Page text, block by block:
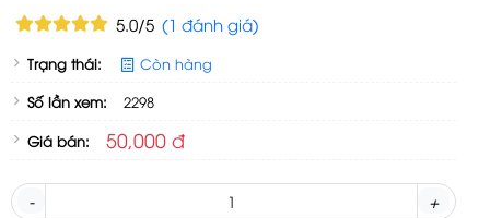
5.0/5 (1 đánh giá)
Trạng thái:
Còn hàng
Số lần xem:
2298
Giá bán:
50,000 đ
- +